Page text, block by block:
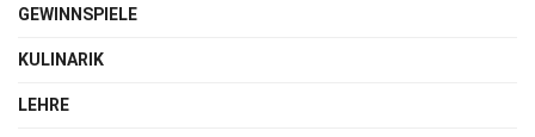
GEWINNSPIELE
KULINARIK
LEHRE